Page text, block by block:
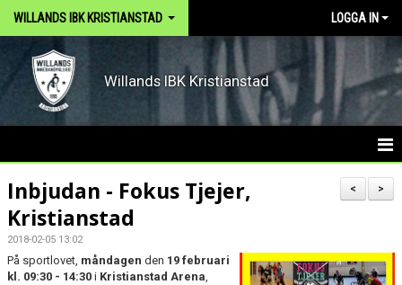
WILLANDS IBK KRISTIANSTAD LOGGA IN
Willands IBK Kristianstad
HEM
ARKIV
DOKUMENT
>
<
Inbjudan - Fokus Tjejer,
Kristianstad
2018-02-05 13:02
På sportlovet, måndagen den 19 februari
kl. 09:30 - 14:30 i Kristianstad Arena,